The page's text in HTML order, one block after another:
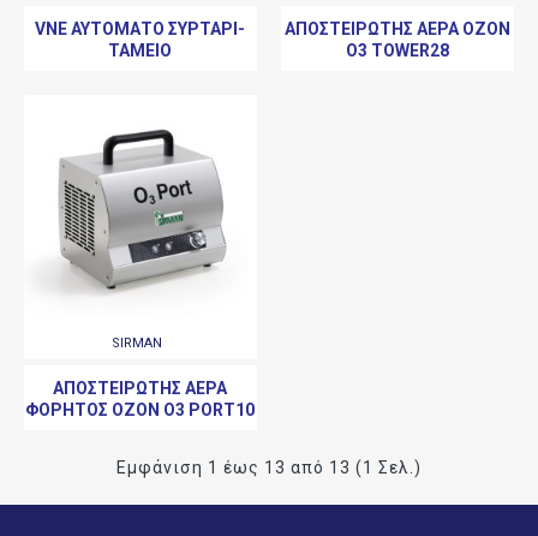
VNE ΑΥΤΌΜΑΤΟ ΣΥΡΤΆΡΙ-
ΤΑΜΕΊΟ
ΑΠΟΣΤΕΙΡΩΤΉΣ ΑΈΡΑ OZON
O3 TOWER28
SIRMAN
ΑΠΟΣΤΕΙΡΩΤΉΣ ΑΈΡΑ
ΦΟΡΗΤΌΣ OZON O3 PORT10
Εμφάνιση 1 έως 13 από 13 (1 Σελ.)